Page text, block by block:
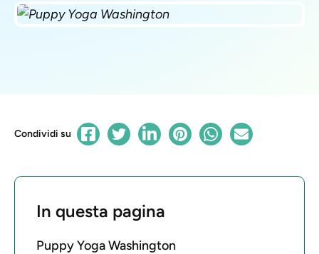
Condividi su
In questa pagina
Puppy Yoga Washington